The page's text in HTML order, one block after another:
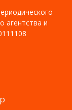
агентства и